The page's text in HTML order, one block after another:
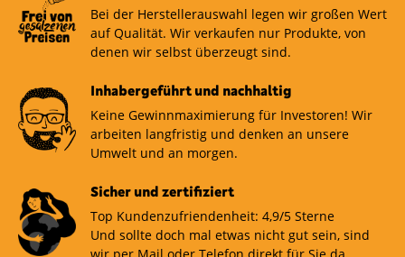
Bei der Herstellerauswahl legen wir großen Wert
auf Qualität. Wir verkaufen nur Produkte, von
denen wir selbst überzeugt sind.
Inhabergeführt und nachhaltig
Keine Gewinnmaximierung für Investoren! Wir
arbeiten langfristig und denken an unsere
Umwelt und an morgen.
Sicher und zertifiziert
Top Kundenzufriendenheit: 4,9/5 Sterne
Und sollte doch mal etwas nicht gut sein, sind